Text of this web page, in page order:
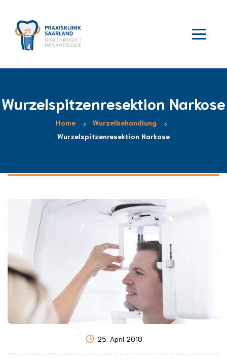
Wurzelspitzenresektion Narkose
Home
Wurzelbehandlung
Wurzelspitzenresektion Narkose
25. April 2018